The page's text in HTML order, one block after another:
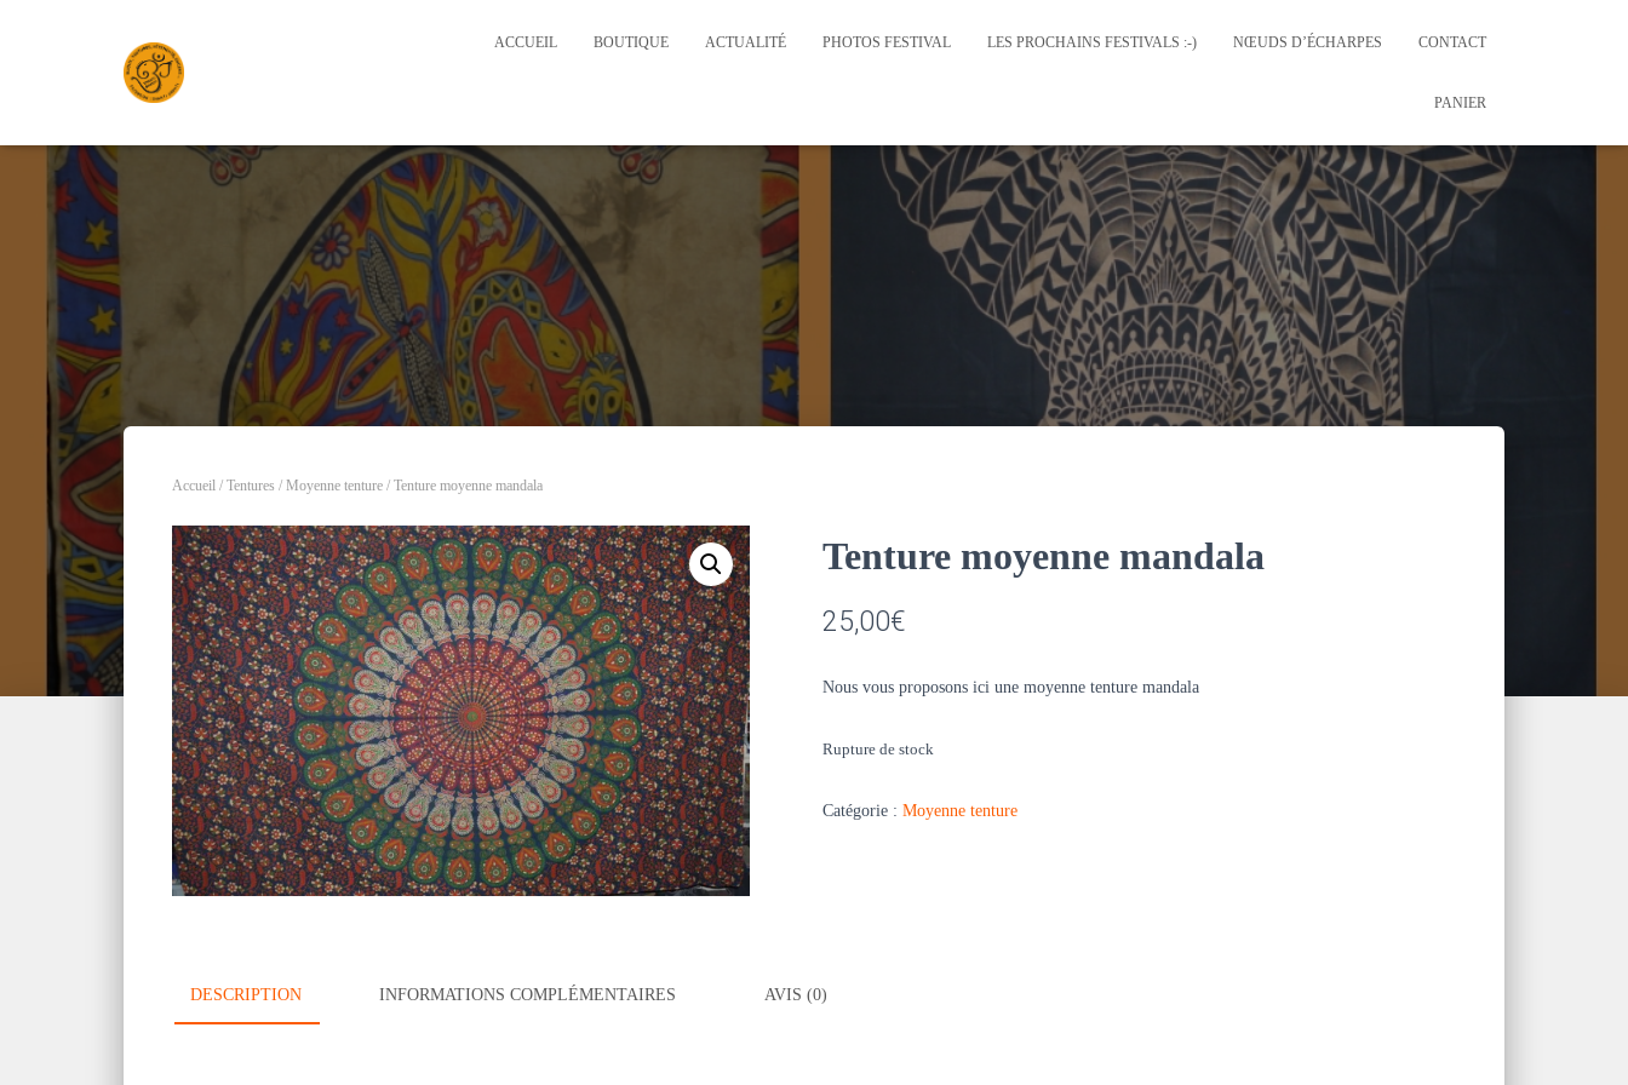
ACCUEIL BOUTIQUE ACTUALITÉ PHOTOS FESTIVAL LES PROCHAINS FESTIVALS :-) NŒUDS D’ÉCHARPES CONTACT
PANIER
Accueil / Tentures / Moyenne tenture / Tenture moyenne mandala
Tenture moyenne mandala
25,00€
Nous vous proposons ici une moyenne tenture mandala
Rupture de stock
Catégorie : Moyenne tenture
DESCRIPTION INFORMATIONS COMPLÉMENTAIRES AVIS (0)